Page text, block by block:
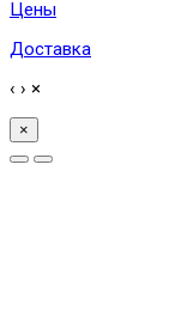
Цены
Доставка
‹ › ×
×